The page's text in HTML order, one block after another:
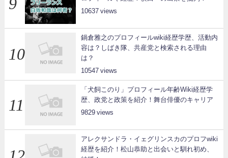
10637
鍋倉雅之のプロフィールwiki経歴学歴、活動内
容は？しばき隊、共産党と検索される理由
は？
10547
「犬飼このり」プロフィール年齢Wiki経歴学
歴、政党と政策を紹介！舞台俳優のキャリア
9829
アレクサンドラ・イェグリンスカのプロフwiki
経歴を紹介！松山恭助と出会いと馴れ初め、